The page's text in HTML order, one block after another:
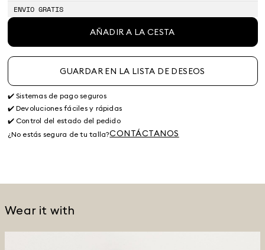
ENVIO GRATIS
AÑADIR A LA CESTA
GUARDAR EN LA LISTA DE DESEOS
✔️ Sistemas de pago seguros
✔️ Devoluciones fáciles y rápidas
✔️ Control del estado del pedido
¿No estás segura de tu talla?CONTÁCTANOS
Wear it with